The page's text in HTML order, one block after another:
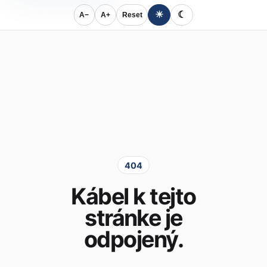
A− A+ Reset ☀ ☾
404
Kábel k tejto
stránke je
odpojený.